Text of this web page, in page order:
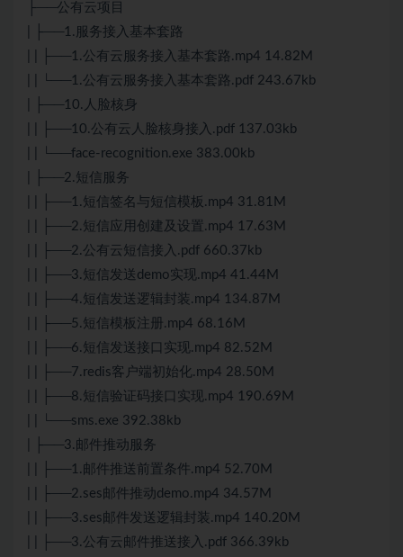
├──公有云项目
| ├──1.服务接入基本套路
| | ├──1.公有云服务接入基本套路.mp4 14.82M
| | └──1.公有云服务接入基本套路.pdf 243.67kb
| ├──10.人脸核身
| | ├──10.公有云人脸核身接入.pdf 137.03kb
| | └──face-recognition.exe 383.00kb
| ├──2.短信服务
| | ├──1.短信签名与短信模板.mp4 31.81M
| | ├──2.短信应用创建及设置.mp4 17.63M
| | ├──2.公有云短信接入.pdf 660.37kb
| | ├──3.短信发送demo实现.mp4 41.44M
| | ├──4.短信发送逻辑封装.mp4 134.87M
| | ├──5.短信模板注册.mp4 68.16M
| | ├──6.短信发送接口实现.mp4 82.52M
| | ├──7.redis客户端初始化.mp4 28.50M
| | ├──8.短信验证码接口实现.mp4 190.69M
| | └──sms.exe 392.38kb
| ├──3.邮件推动服务
| | ├──1.邮件推送前置条件.mp4 52.70M
| | ├──2.ses邮件推动demo.mp4 34.57M
| | ├──3.ses邮件发送逻辑封装.mp4 140.20M
| | ├──3.公有云邮件推送接入.pdf 366.39kb